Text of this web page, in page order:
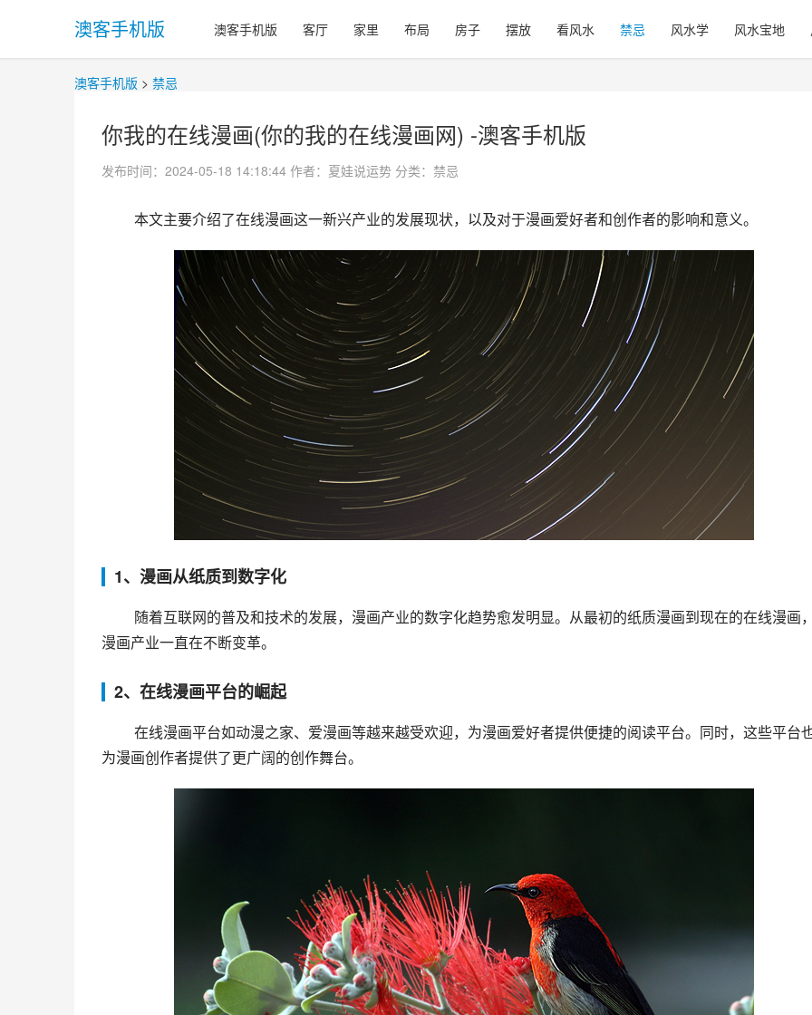
澳客手机版 澳客手机版 客厅 家里 布局 房子 摆放 看风水 禁忌 风水学 风水宝地
澳客手机版 > 禁忌
你我的在线漫画(你的我的在线漫画网) -澳客手机版
发布时间：2024-05-18 14:18:44 作者：夏娃说运势 分类： 禁忌
本文主要介绍了在线漫画这一新兴产业的发展现状，以及对于漫画爱好者和创作者的影响和意义。
1、漫画从纸质到数字化
漫画产业一直在不断变革。
2、在线漫画平台的崛起
为漫画创作者提供了更广阔的创作舞台。